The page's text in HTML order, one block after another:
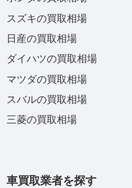
スズキの買取相場
日産の買取相場
ダイハツの買取相場
マツダの買取相場
スバルの買取相場
三菱の買取相場
車買取業者を探す